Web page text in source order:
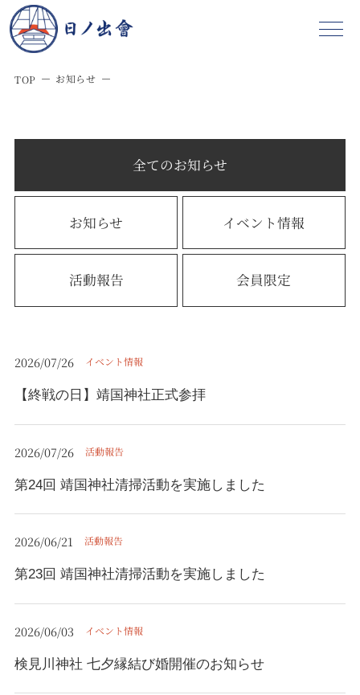
TOP お知らせ
全てのお知らせ
お知らせ イベント情報
活動報告 会員限定
2026/07/26 イベント情報
【終戦の日】靖国神社正式参拝
2026/07/26 活動報告
第24回 靖国神社清掃活動を実施しました
2026/06/21 活動報告
第23回 靖国神社清掃活動を実施しました
2026/06/03 イベント情報
検見川神社 七夕縁結び婚開催のお知らせ